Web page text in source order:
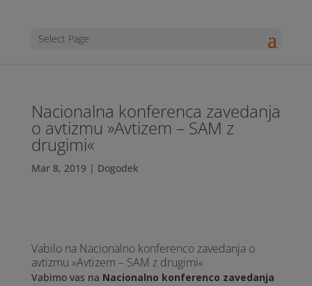
Select Page
Nacionalna konferenca zavedanja
o avtizmu »Avtizem – SAM z
drugimi«
Mar 8, 2019 | Dogodek
Vabilo na Nacionalno konferenco zavedanja o
avtizmu »Avtizem – SAM z drugimi«
Vabimo vas na Nacionalno konferenco zavedanja